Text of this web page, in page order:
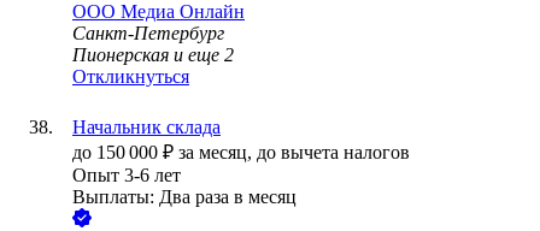
ООО Медиа Онлайн
Санкт-Петербург
Пионерская и еще 2
Откликнуться
Начальник склада
до 150 000 ₽ за месяц, до вычета налогов
Опыт 3-6 лет
Выплаты: Два раза в месяц